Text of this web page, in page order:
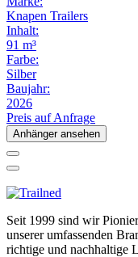
Knapen Trailers
Inhalt:
91 m³
Farbe:
Silber
Baujahr:
2026
Preis auf Anfrage
Anhänger ansehen
Seit 1999 sind wir
unserer umfassenden
richtige und nachhaltige